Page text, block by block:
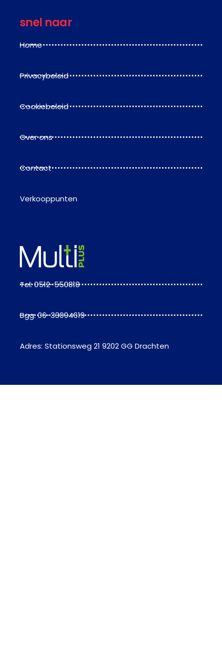
snel naar
Home
Privacybeleid
Cookiebeleid
Over ons
Contact
Verkooppunten
Tel: 0512-550818
Bgg: 06-33094619
Adres: Stationsweg 21 9202 GG Drachten